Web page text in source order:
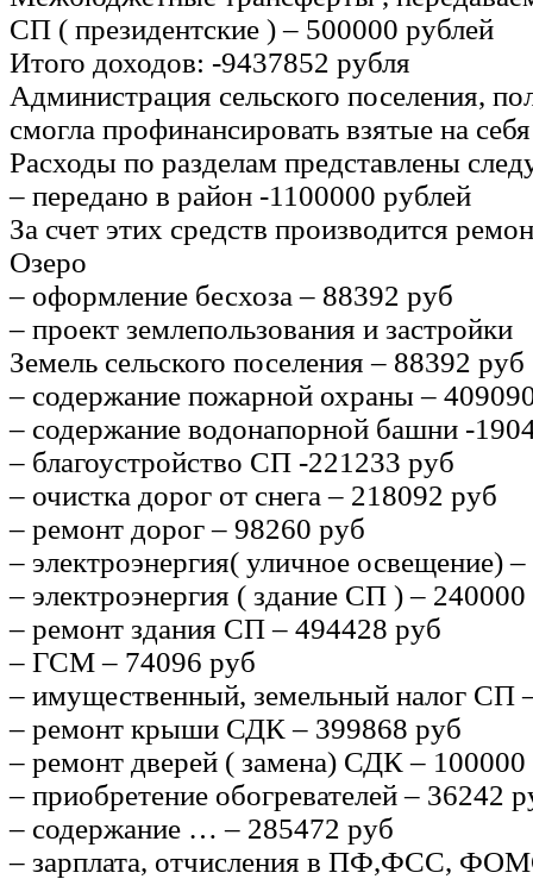
СП ( президентские ) – 500000 рублей
Итого доходов: -9437852 рубля
Администрация сельского поселения,
смогла профинансировать взятые на себя
Расходы по разделам представлены
– передано в район -1100000 рублей
За счет этих средств производится
Озеро
– оформление бесхоза – 88392 руб
– проект землепользования и застройки
Земель сельского поселения – 88392 руб
– содержание пожарной охраны –
– содержание водонапорной башни -
– благоустройство СП -221233 руб
– очистка дорог от снега – 218092 руб
– ремонт дорог – 98260 руб
– электроэнергия( уличное освещение)
– электроэнергия ( здание СП ) –
– ремонт здания СП – 494428 руб
– ГСМ – 74096 руб
– имущественный, земельный налог СП
– ремонт крыши СДК – 399868 руб
– ремонт дверей ( замена) СДК – 100000
– приобретение обогревателей – 36242
– содержание … – 285472 руб
– зарплата, отчисления в ПФ,ФСС,